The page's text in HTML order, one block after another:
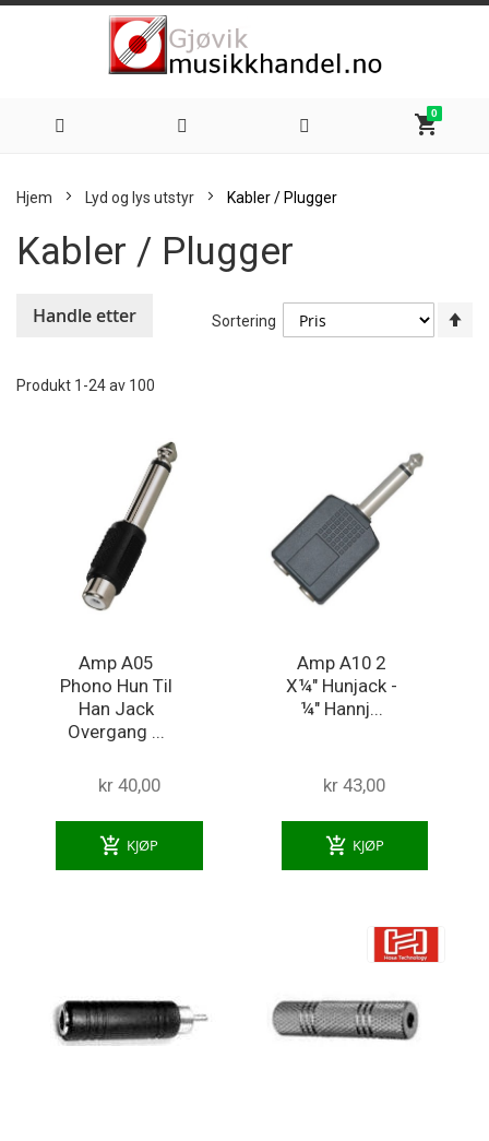
shopping_cart
0
innhold
Hjem Lyd og lys utstyr Kabler / Plugger
Kabler / Plugger
Produkt 1 -24av 100
Sortering
Amp A05
Phono Hun Til
Han Jack
Overgang ...
kr 40,00
add_shopping_cart KJØP
Amp A10 2
X¼" Hunjack -
¼" Hannj...
kr 43,00
add_shopping_cart KJØP
Handle etter